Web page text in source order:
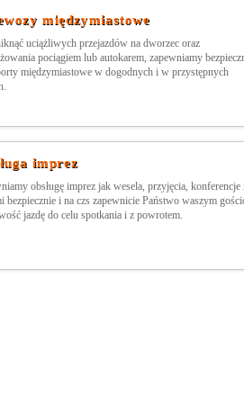
międzymiastowe
uciążliwych przejazdów na dworzec oraz
pociągiem lub autokarem, zapewniamy
międzymiastowe w dogodnych i w przystępnych
imprez
obsługę imprez jak wesela, przyjęcia, konferencje
bezpiecznie i na czs zapewnicie Państwo waszym
jazdę do celu spotkania i z powrotem.